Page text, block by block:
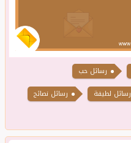
رسائل حب
رسائل لطيفة
رسائل نصائح